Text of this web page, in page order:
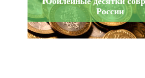
России